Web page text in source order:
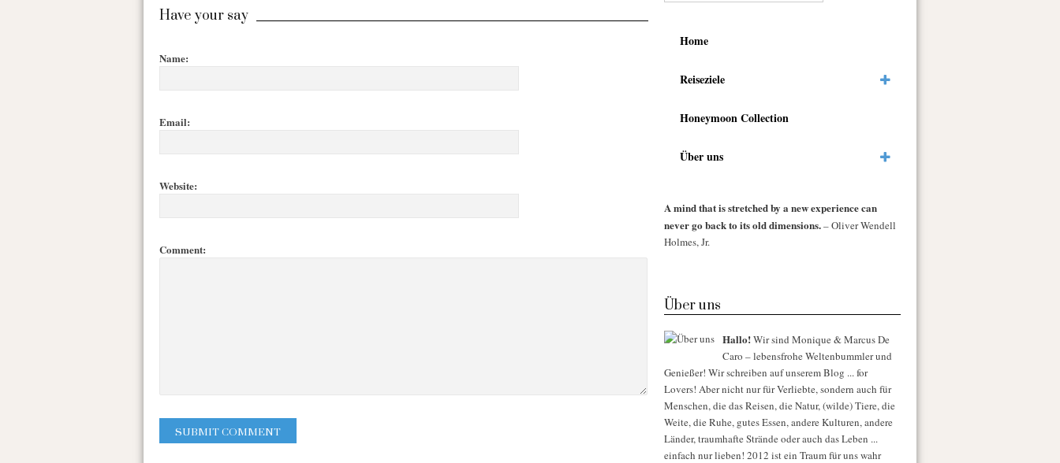
Have your say
Name:
Email:
Website:
Comment:
Home
Reiseziele
Honeymoon Collection
Über uns
A mind that is stretched by a new experience can
never go back to its old dimensions.– Oliver Wendell
Holmes, Jr.
Über uns
Hallo!Wir sind Monique & Marcus De
Caro – lebensfrohe Weltenbummler und
Genießer! Wir schreiben auf unserem Blog ... for
Lovers! Aber nicht nur für Verliebte, sondern auch für
Menschen, die das Reisen, die Natur, (wilde) Tiere, die
Weite, die Ruhe, gutes Essen, andere Kulturen, andere
Länder, traumhafte Strände oder auch das Leben ...
einfach nur lieben! 2012 ist ein Traum für uns wahr